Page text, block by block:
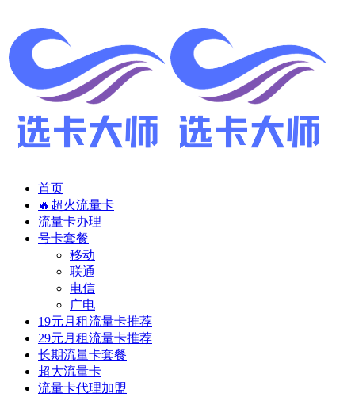
首页
🔥超火流量卡
流量卡办理
号卡套餐
移动
联通
电信
广电
19元月租流量卡推荐
29元月租流量卡推荐
长期流量卡套餐
超大流量卡
流量卡代理加盟